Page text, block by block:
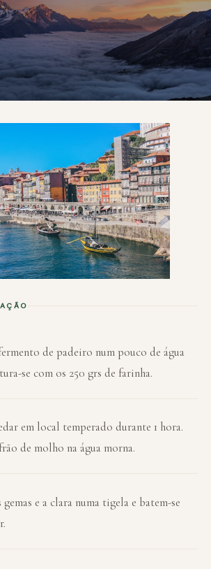
de padeiro num pouco de água
se com os 250 grs de farinha.
em local temperado durante 1 hora.
de molho na água morna.
gemas e a clara numa tigela e batem-se